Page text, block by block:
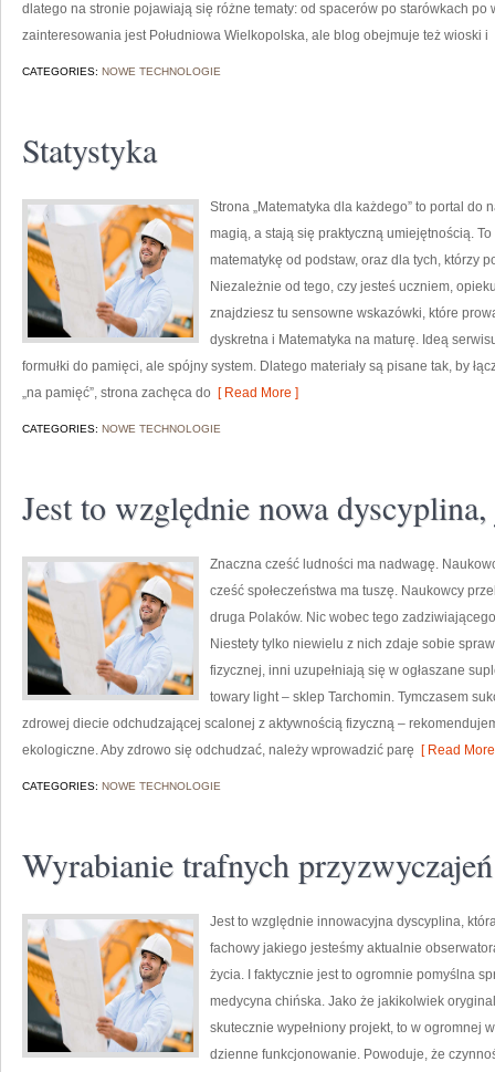
dlatego na stronie pojawiają się różne tematy: od spacerów po starówkach po
zainteresowania jest Południowa Wielkopolska, ale blog obejmuje też wioski i
CATEGORIES: NOWE TECHNOLOGIE
Statystyka
Strona „Matematyka dla każdego” to portal do
magią, a stają się praktyczną umiejętnością.
matematykę od podstaw, oraz dla tych, którzy
Niezależnie od tego, czy jesteś uczniem,
znajdziesz tu sensowne wskazówki, które
dyskretna i Matematyka na maturę. Ideą
formułki do pamięci, ale spójny system. Dlatego materiały są pisane tak, by
„na pamięć”, strona zachęca do [ Read More ]
CATEGORIES: NOWE TECHNOLOGIE
Jest to względnie nowa
Znaczna cześć ludności ma nadwagę.
cześć społeczeństwa ma tuszę. Naukowcy
druga Polaków. Nic wobec tego
Niestety tylko niewielu z nich zdaje sobie
fizycznej, inni uzupełniają się w ogłaszane
towary light – sklep Tarchomin. Tymczasem
zdrowej diecie odchudzającej scalonej z aktywnością fizyczną –
ekologiczne. Aby zdrowo się odchudzać, należy wprowadzić parę [ Read
CATEGORIES: NOWE TECHNOLOGIE
Wyrabianie trafnych
Jest to względnie innowacyjna dyscyplina,
fachowy jakiego jesteśmy aktualnie
życia. I faktycznie jest to ogromnie pomyślna
medycyna chińska. Jako że jakikolwiek
skutecznie wypełniony projekt, to w ogromnej
dzienne funkcjonowanie. Powoduje, że